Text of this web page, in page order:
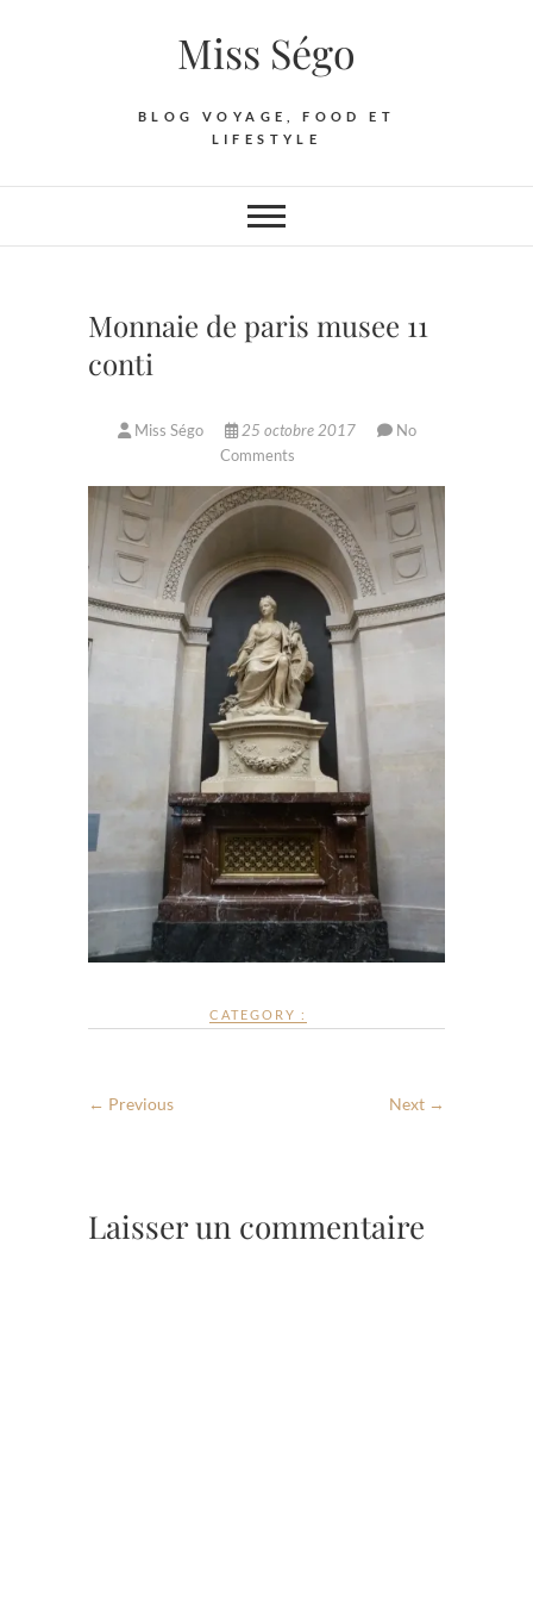
Miss Ségo
BLOG VOYAGE, FOOD ET
LIFESTYLE
Monnaie de paris musee 11
conti
Miss Ségo 25 octobre 2017
No
Comments
CATEGORY :
← Previous Next →
Laisser un commentaire